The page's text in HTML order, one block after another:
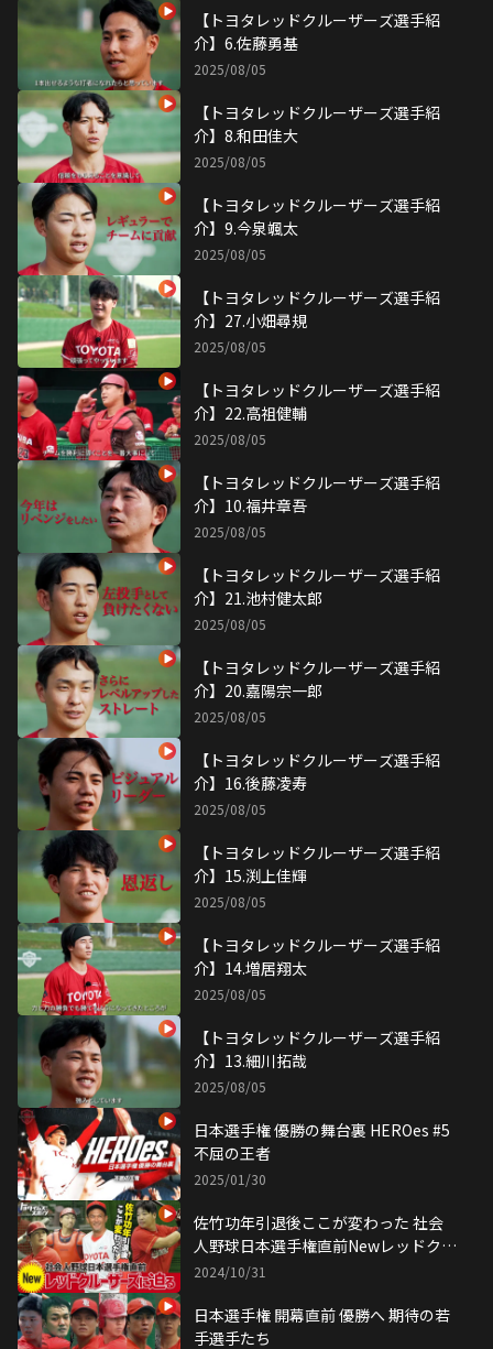
【トヨタレッドクルーザーズ選手紹
介】6.佐藤勇基
2025/08/05
【トヨタレッドクルーザーズ選手紹
介】8.和田佳大
2025/08/05
【トヨタレッドクルーザーズ選手紹
介】9.今泉颯太
2025/08/05
【トヨタレッドクルーザーズ選手紹
介】27.小畑尋規
2025/08/05
【トヨタレッドクルーザーズ選手紹
介】22.高祖健輔
2025/08/05
【トヨタレッドクルーザーズ選手紹
介】10.福井章吾
2025/08/05
【トヨタレッドクルーザーズ選手紹
介】21.池村健太郎
2025/08/05
【トヨタレッドクルーザーズ選手紹
介】20.嘉陽宗一郎
2025/08/05
【トヨタレッドクルーザーズ選手紹
介】16.後藤凌寿
2025/08/05
【トヨタレッドクルーザーズ選手紹
介】15.渕上佳輝
2025/08/05
【トヨタレッドクルーザーズ選手紹
介】14.増居翔太
2025/08/05
【トヨタレッドクルーザーズ選手紹
介】13.細川拓哉
2025/08/05
日本選手権 優勝の舞台裏 HEROes #5
不屈の王者
2025/01/30
佐竹功年引退後ここが変わった 社会
人野球日本選手権直前Newレッドクル
ーザーズに迫る
2024/10/31
日本選手権 開幕直前 優勝へ 期待の若
手選手たち